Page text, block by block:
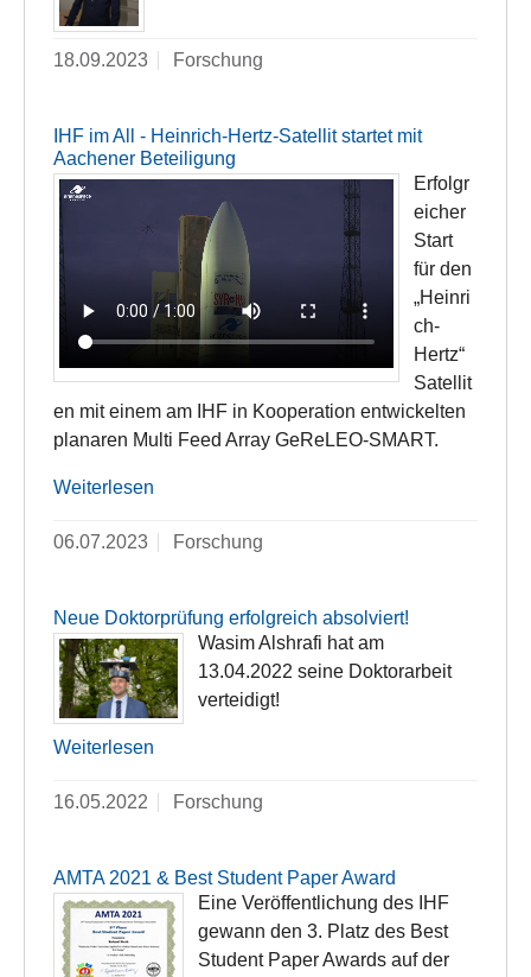
18.09.2023 Forschung
IHF im All - Heinrich-Hertz-Satellit startet mit
Aachener Beteiligung
Erfolgr
eicher
Start
für den
„Heinri
ch-
Hertz“
Satellit
en mit einem am IHF in Kooperation entwickelten
planaren Multi Feed Array GeReLEO-SMART.
Weiterlesen
06.07.2023 Forschung
Neue Doktorprüfung erfolgreich absolviert!
Wasim Alshrafi hat am
13.04.2022 seine Doktorarbeit
verteidigt!
Weiterlesen
16.05.2022 Forschung
AMTA 2021 & Best Student Paper Award
Eine Veröffentlichung des IHF
gewann den 3. Platz des Best
Student Paper Awards auf der